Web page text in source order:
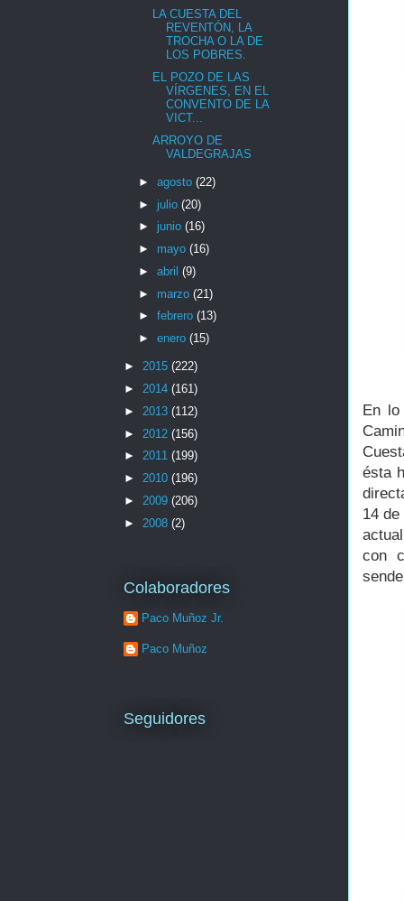
En lo
ésta
14
con
LA CUESTA DEL
REVENTÓN, LA
TROCHA O LA DE
LOS POBRES.
EL POZO DE LAS
VÍRGENES, EN EL
CONVENTO DE LA
VICT...
ARROYO DE
VALDEGRAJAS
► agosto (22)
► julio (20)
► junio (16)
► mayo (16)
► abril (9)
► marzo (21)
► febrero (13)
► enero (15)
► 2015 (222)
► 2014 (161)
► 2013 (112)
► 2012 (156)
► 2011 (199)
► 2010 (196)
► 2009 (206)
► 2008 (2)
Colaboradores
Paco Muñoz Jr.
Paco Muñoz
Seguidores